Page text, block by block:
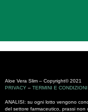
Aloe Vera Slim – Copyright© 2021
PRIVACY – TERMINI E CONDIZIONI
ANALISI: su ogni lotto vengono
del settore farmaceutico, prassi non